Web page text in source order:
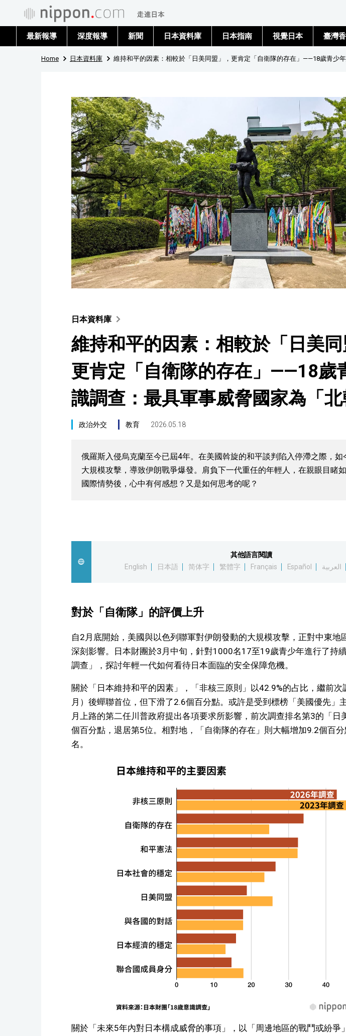
最新報導 深度報導 新聞 日本資料庫 日本指南 視覺日本 臺灣
Home 日本資料庫 維持和平的因素：相較於「日美同盟」，更肯定「自衛隊的存在」——18歲青少
日本資料庫
維持和平的因素：相較於「日美同
更肯定「自衛隊的存在」——18歲
識調查：最具軍事威脅國家為「北
政治外交 教育 2026.05.18
俄羅斯入侵烏克蘭至今已屆4年。在美國斡旋的和平談判陷入停滯之際，如
大規模攻擊，導致伊朗戰爭爆發。肩負下一代重任的年輕人，在親眼目睹
國際情勢後，心中有何感想？又是如何思考的呢？
其他語言閱讀
English
日本語 简体字 繁體字 Français Español العربية
對於「自衛隊」的評價上升
自2月底開始，美國與以色列聯軍對伊朗發動的大規模攻擊，正對中東地
深刻影響。日本財團於3月中旬，針對1000名17至19歲青少年進行了持
調查」，探討年輕一代如何看待日本面臨的安全保障危機。
關於「日本維持和平的因素」，「非核三原則」以42.9%的占比，繼前次
月）後蟬聯首位，但下滑了2.6個百分點。或許是受到標榜「美國優先」
月上路的第二任川普政府提出各項要求所影響，前次調查排名第3的「日
個百分點，退居第5位。相對地，「自衛隊的存在」則大幅增加9.2個百
名。
關於「未來5年內對日本構成威脅的事項」，以「周邊地區的戰鬥或紛爭